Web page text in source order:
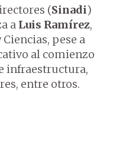
(Sinadi)
a Luis Ramírez,
pese a
al comienzo
infraestructura,
entre otros.